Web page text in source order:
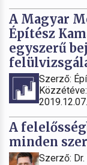
A Magyar
Építész
egyszerű
Szerző:
A
minden
Szerző: